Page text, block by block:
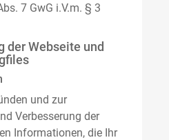
7 GwG i.V.m. § 3
der Webseite und
und zur
Verbesserung der
Informationen, die Ihr